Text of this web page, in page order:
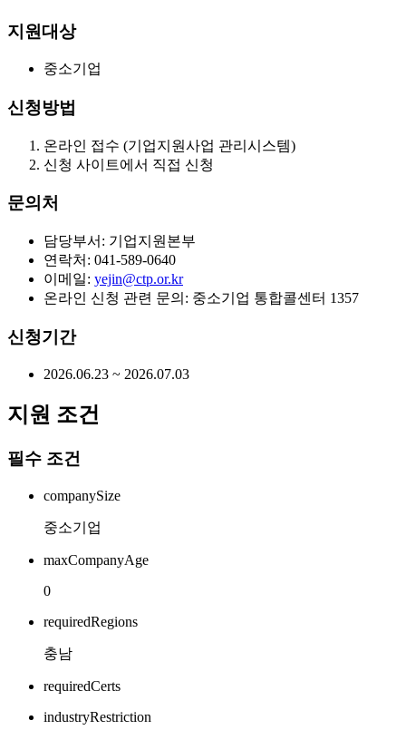
지원대상
중소기업
신청방법
온라인 접수 (기업지원사업 관리시스템)
신청 사이트에서 직접 신청
문의처
담당부서: 기업지원본부
연락처: 041-589-0640
이메일: yejin@ctp.or.kr
온라인 신청 관련 문의: 중소기업 통합콜센터 1357
신청기간
2026.06.23 ~ 2026.07.03
지원 조건
필수 조건
companySize
중소기업
maxCompanyAge
0
requiredRegions
충남
requiredCerts
industryRestriction